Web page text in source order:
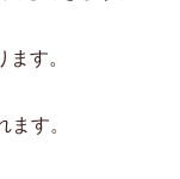
す。
ます。